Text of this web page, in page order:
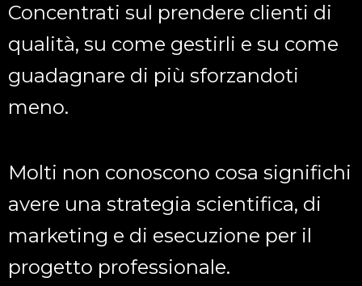
Concentrati sul prendere clienti di
qualità, su come gestirli e su come
guadagnare di più sforzandoti
meno.
Molti non conoscono cosa significhi
avere una strategia scientifica, di
marketing e di esecuzione per il
progetto professionale.